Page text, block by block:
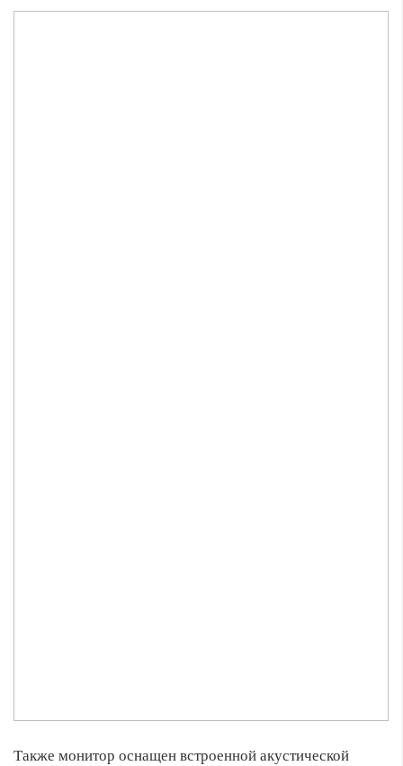
Также монитор оснащен встроенной акустической